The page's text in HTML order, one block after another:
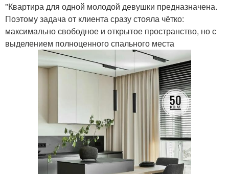
"Квартира для одной молодой девушки предназначена.
Поэтому задача от клиента сразу стояла чётко:
максимально свободное и открытое пространство, но с
выделением полноценного спального места